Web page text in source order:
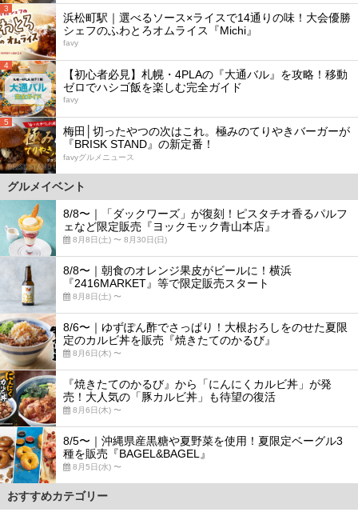
3
浜松町駅｜選べるソース×ライスで14通りの味！大会優勝
シェフのふわとろオムライス『Michi』
favy
4
【初心者必見】札幌・4PLAの『大通バル』を攻略！移動
ゼロでハシゴ飯を楽しむ完全ガイド
favy
5
梅田│切ったやつの次はこれ。極みのてりやきバーガーが
『BRISK STAND』の新定番！
favyグルメニュース
グルメイベント
8/8〜｜「ダックワーズ」が復刻！ピスタチオ香るパルフ
ェなど限定販売『ヨックモック青山本店』
8月8日(土) 〜 8月30日(日)
8/8〜｜朝食のオレンジ果皮がビールに！横浜
『2416MARKET』等で限定販売スタート
8月8日(土) 〜
8/6〜｜ゆずぽん酢でさっぱり！大根おろしをのせた夏限
定のカルビ丼を販売『焼きたてのかるび』
8月6日(木) 〜
『焼きたてのかるび』から「にんにくカルビ丼」が発
売！大人気の「豚カルビ丼」も待望の復活
8月6日(木) 〜
8/5〜｜沖縄県産黒糖や夏野菜を使用！夏限定ベーグル3
種を販売『BAGEL&BAGEL』
8月5日(水) 〜
おすすめカテゴリー